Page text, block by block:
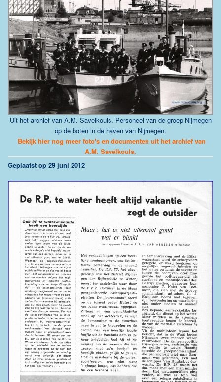
Uit het archief van A.M. Savelkouls. Personeel van de groep Nijmegen
op de boten in de haven van Nijmegen.
Bekijk hier nog meer foto's en documenten uit het archief van
A.M. Savelkouls.
Geplaatst op 29 juni 2012